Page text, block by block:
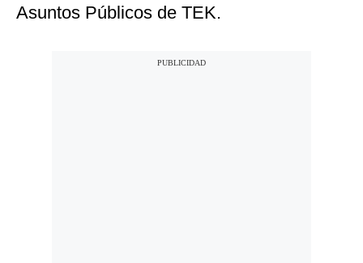
Asuntos Públicos de TEK.